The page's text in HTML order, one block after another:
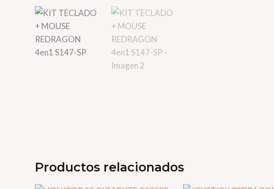
Productos relacionados